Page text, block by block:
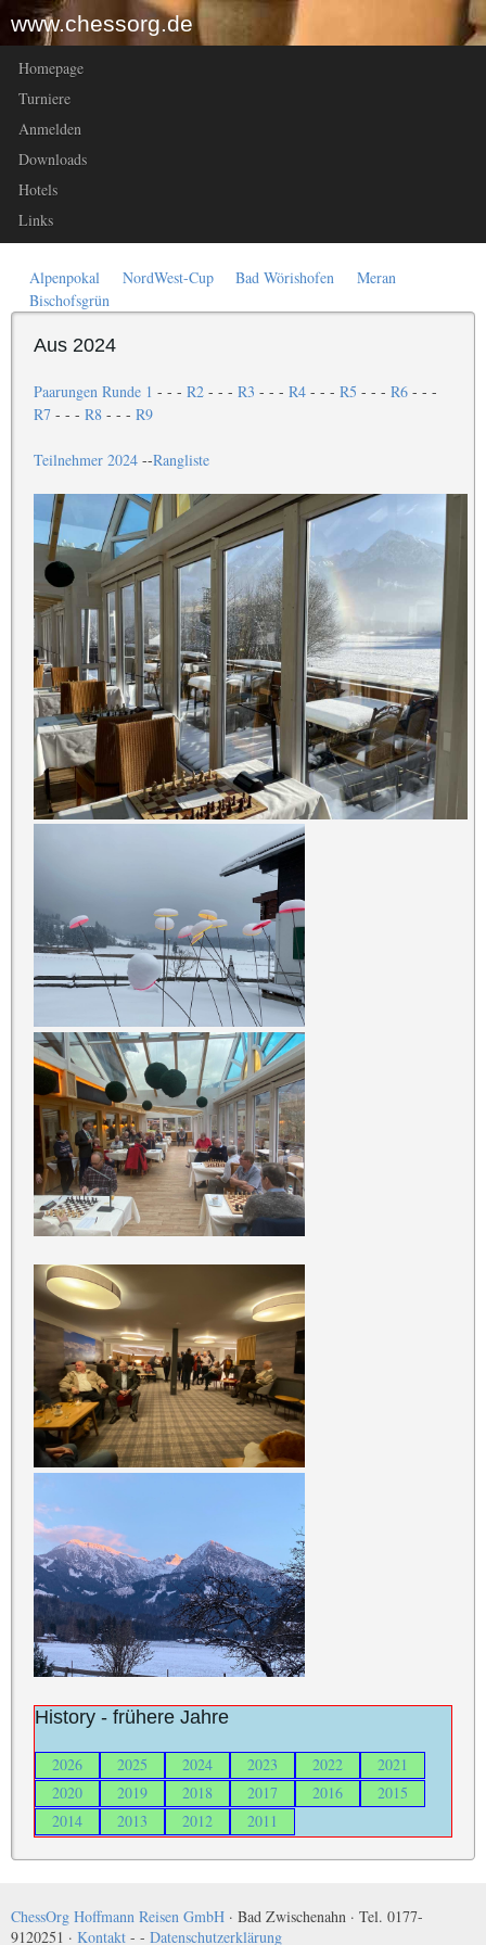
www.chessorg.de
Homepage
Turniere
Anmelden
Downloads
Hotels
Links
Alpenpokal NordWest-Cup Bad Wörishofen
Meran
Bischofsgrün
Aus 2024
Paarungen Runde 1 - - - R2- - - R3 - - - R4- - - R5 - - - R6- - -
R7- - - R8- - - R9
Teilnehmer 2024--Rangliste
History - frühere Jahre
2026 2025 2024 2023 2022
2021
2020
2019 2018 2017 2016
2015
2014
2013 2012 2011
ChessOrg Hoffmann Reisen GmbH · Bad Zwischenahn · Tel. 0177-
9120251 · Kontakt - - Datenschutzerklärung